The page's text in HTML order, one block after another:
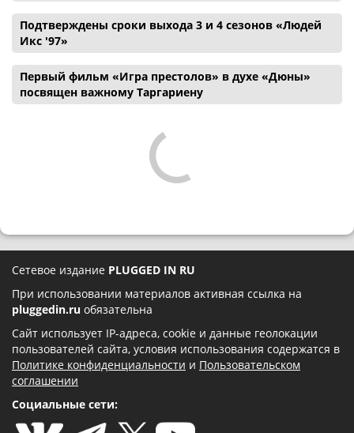
Подтверждены сроки выхода 3 и 4 сезонов «Людей
Икс '97»
Первый фильм «Игра престолов» в духе «Дюны»
посвящен важному Таргариену
Сетевое издание PLUGGED IN RU
При использовании материалов активная ссылка на
pluggedin.ru обязательна
Сайт использует IP-адреса, cookie и данные геолокации
пользователей сайта, условия использования содержатся в
Политике конфиденциальности и Пользовательском
соглашении
Социальные сети: